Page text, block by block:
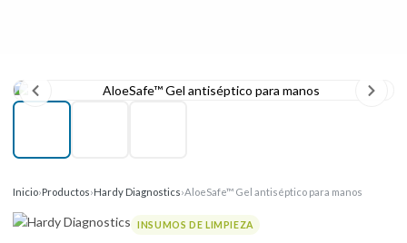
Inicio›Productos›Hardy Diagnostics›AloeSafe™ Gel antiséptico para manos
INSUMOS DE LIMPIEZA